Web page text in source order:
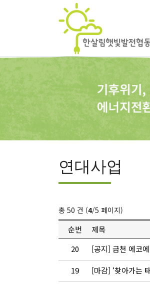
연대사업
총 50 건 (4/5 페이지)
순번 제목
20
[공지] 금천 에코
19 [마감] ‘찾아가는